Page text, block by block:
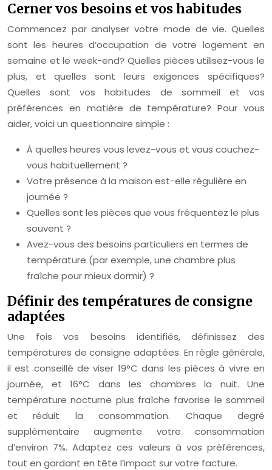
Cerner vos besoins et vos habitudes
Commencez par analyser votre mode de vie. Quelles
sont les heures d’occupation de votre logement en
semaine et le week-end? Quelles pièces utilisez-vous le
plus, et quelles sont leurs exigences spécifiques?
Quelles sont vos habitudes de sommeil et vos
préférences en matière de température? Pour vous
aider, voici un questionnaire simple :
À quelles heures vous levez-vous et vous couchez-
vous habituellement ?
Votre présence à la maison est-elle régulière en
journée ?
Quelles sont les pièces que vous fréquentez le plus
souvent ?
Avez-vous des besoins particuliers en termes de
température (par exemple, une chambre plus
fraîche pour mieux dormir) ?
Définir des températures de consigne
adaptées
Une fois vos besoins identifiés, définissez des
températures de consigne adaptées. En règle générale,
il est conseillé de viser 19°C dans les pièces à vivre en
journée, et 16°C dans les chambres la nuit. Une
température nocturne plus fraîche favorise le sommeil
et réduit la consommation. Chaque degré
supplémentaire augmente votre consommation
d’environ 7%. Adaptez ces valeurs à vos préférences,
tout en gardant en tête l’impact sur votre facture.